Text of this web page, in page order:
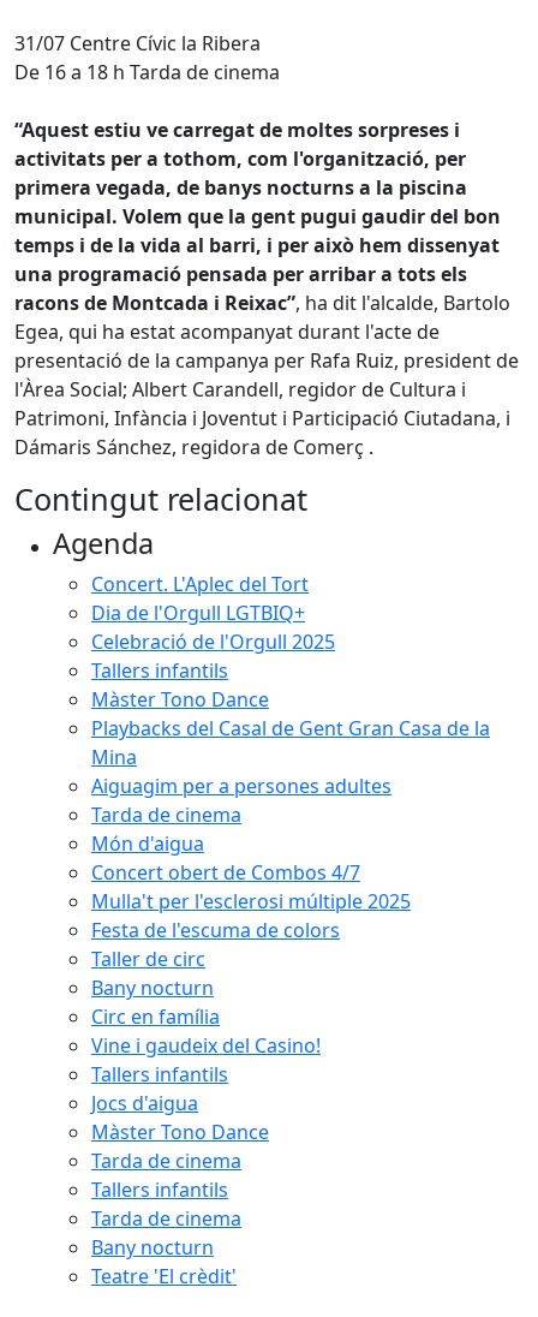
31/07 Centre Cívic la Ribera
De 16 a 18 h Tarda de cinema
“Aquest estiu ve carregat de moltes sorpreses i
activitats per a tothom, com l'organització, per
primera vegada, de banys nocturns a la piscina
municipal. Volem que la gent pugui gaudir del bon
temps i de la vida al barri, i per això hem dissenyat
una programació pensada per arribar a tots els
racons de Montcada i Reixac”, ha dit l'alcalde, Bartolo
Egea, qui ha estat acompanyat durant l'acte de
presentació de la campanya per Rafa Ruiz, president de
l'Àrea Social; Albert Carandell, regidor de Cultura i
Patrimoni, Infància i Joventut i Participació Ciutadana, i
Dámaris Sánchez, regidora de Comerç .
Contingut relacionat
Agenda
Concert. L'Aplec del Tort
Dia de l'Orgull LGTBIQ+
Celebració de l'Orgull 2025
Tallers infantils
Màster Tono Dance
Playbacks del Casal de Gent Gran Casa de la
Mina
Aiguagim per a persones adultes
Tarda de cinema
Món d'aigua
Concert obert de Combos 4/7
Mulla't per l'esclerosi múltiple 2025
Festa de l'escuma de colors
Taller de circ
Bany nocturn
Circ en família
Vine i gaudeix del Casino!
Tallers infantils
Jocs d'aigua
Màster Tono Dance
Tarda de cinema
Tallers infantils
Tarda de cinema
Bany nocturn
Teatre 'El crèdit'